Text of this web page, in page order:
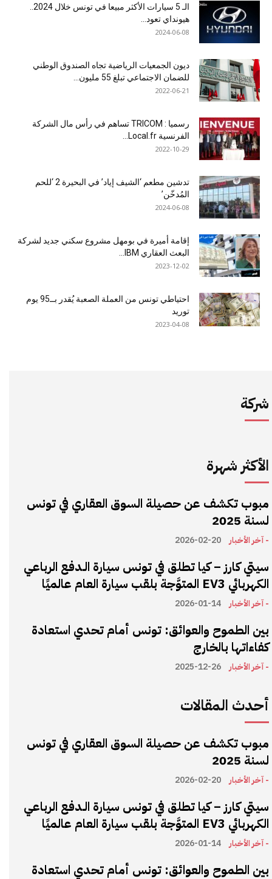
هيونداي تعود...
2024-06-08
ديون الجمعيات الرياضية تجاه الصندوق الوطني
للضمان الاجتماعي تبلغ 55 مليون...
2022-06-21
رسميا : TRICOM تساهم في رأس مال الشركة
الفرنسية Local.fr...
2022-10-29
تدشين مطعم ‘الشيف إياد’ في البحيرة 2 ‘للحم
المُدخّن’
2024-06-08
إقامة أميرة في بومهل مشروع سكني جديد لشركة
البعث العقاري IBM...
2023-12-02
احتياطي تونس من العملة الصعبة يُقدر بــ95 يوم
توريد
2023-04-08
شركة
الأكثر شهرة
مبوب تكشف عن حصيلة السوق العقاري في تونس
لسنة 2025
- آخر الأخبار 2026-02-20
سيتي كارز – كيا تطلق في تونس سيارة الـدفع الرباعي
الكهربائي EV3 المتوَّجة بلقب سيارة العام عالميًا
- آخر الأخبار 2026-01-14
بين الطموح والعوائق: تونس أمام تحدي استعادة
كفاءاتها بالخارج
- آخر الأخبار 2025-12-26
أحدث المقالات
مبوب تكشف عن حصيلة السوق العقاري في تونس
لسنة 2025
- آخر الأخبار 2026-02-20
سيتي كارز – كيا تطلق في تونس سيارة الـدفع الرباعي
الكهربائي EV3 المتوَّجة بلقب سيارة العام عالميًا
- آخر الأخبار 2026-01-14
بين الطموح والعوائق: تونس أمام تحدي استعادة